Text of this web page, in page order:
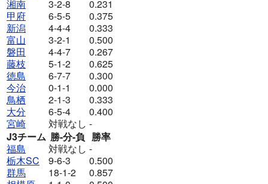
湘南
3-2-8
0.231
甲府
6-5-5
0.375
新潟
4-4-4
0.333
富山
3-2-1
0.500
磐田
4-4-7
0.267
藤枝
5-1-2
0.625
徳島
6-7-7
0.300
今治
0-1-1
0.000
鳥栖
2-1-3
0.333
大分
6-5-4
0.400
宮崎
対戦なし -
J3チーム 勝-分-負 勝率
福島
対戦なし -
栃木SC
9-6-3
0.500
群馬
18-1-2
0.857